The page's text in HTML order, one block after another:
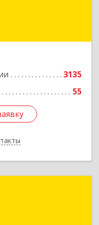
3135
55
Екатеринбург г,
Екатеринбург г,